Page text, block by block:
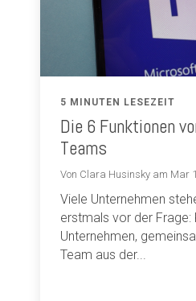
5 MINUTEN LESEZEIT
Die 6 Funktionen
Teams
Von Clara Husinsky am Mar
Viele Unternehmen
erstmals vor der Frage:
Unternehmen,
Team aus der...